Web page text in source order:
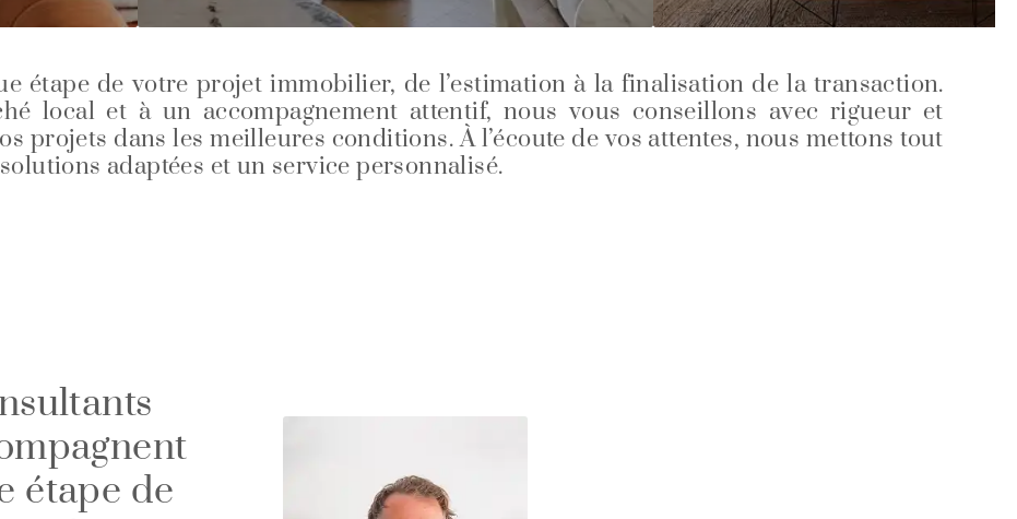
étape de votre projet immobilier, de l’estimation à la finalisation de la transaction.
local et à un accompagnement attentif, nous vous conseillons avec rigueur et
projets dans les meilleures conditions. À l’écoute de vos attentes, nous mettons tout
adaptées et un service personnalisé.
étape de